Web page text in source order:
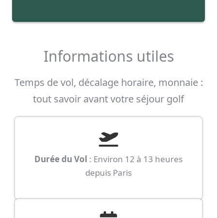
Informations utiles
Temps de vol, décalage horaire, monnaie :
tout savoir avant votre séjour golf
Durée du Vol : Environ 12 à 13 heures
depuis Paris